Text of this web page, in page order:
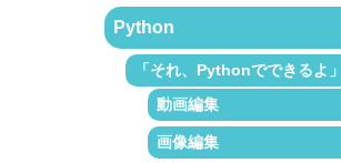
Python
「それ、Pythonでできるよ」
動画編集
画像編集